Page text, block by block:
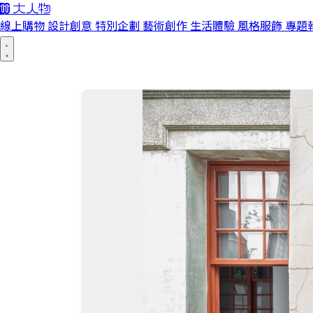
線上購物 設計創意 特別企劃 藝術創作 生活體驗 風格服飾 專題